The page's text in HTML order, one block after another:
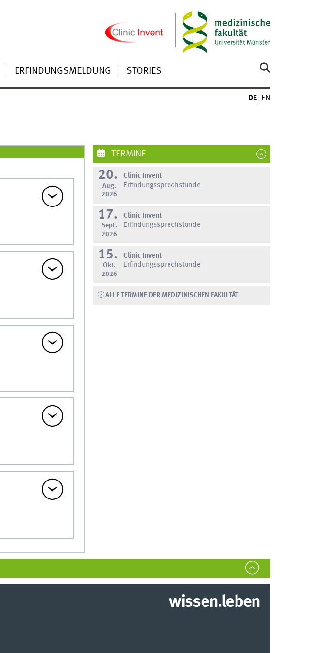
ERFINDUNGSMELDUNG STORIES
DE EN
TERMINE
20.
Aug.
2026
Clinic Invent
Erfindungssprechstunde
17.
Sept.
2026
Clinic Invent
Erfindungssprechstunde
15.
Okt.
2026
Clinic Invent
Erfindungssprechstunde
ALLE TERMINE DER MEDIZINISCHEN FAKULTÄT
wissen.leben